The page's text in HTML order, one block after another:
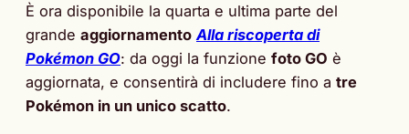
È ora disponibile la quarta e ultima parte del
grande aggiornamento Alla riscoperta di
Pokémon GO: da oggi la funzione foto GO è
aggiornata, e consentirà di includere fino a tre
Pokémon in un unico scatto.